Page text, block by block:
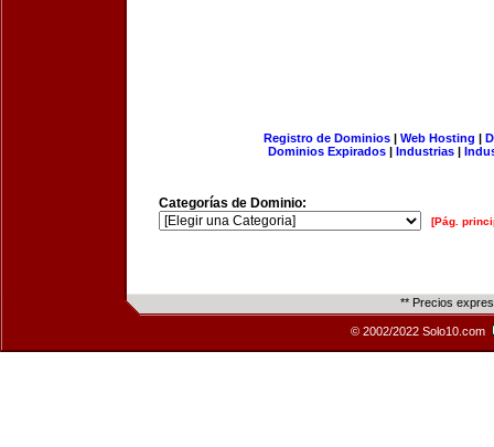
Registro de Dominios| Web Hosting |
Dominios Expirados | Industrias |
Categorías de Dominio:
[Pág.
** Precios
© 2002/2022 Solo10.com